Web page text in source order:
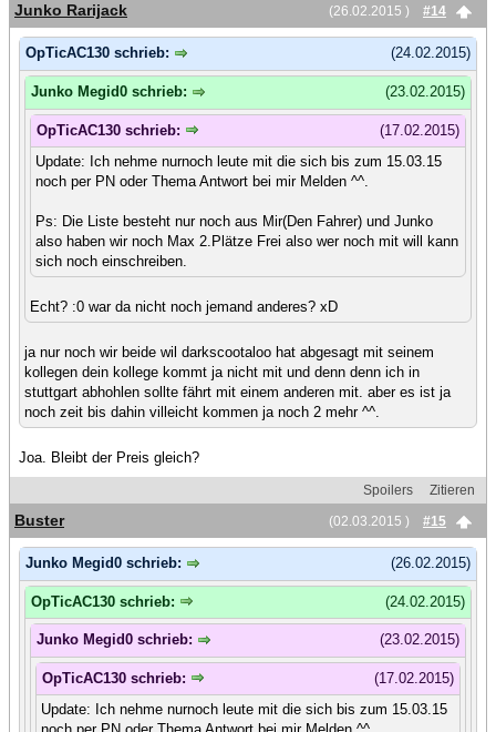
(26.02.2015 )
#14
Junko Rarijack
(24.02.2015)
OpTicAC130 schrieb:
(23.02.2015)
Junko Megid0 schrieb:
(17.02.2015)
OpTicAC130 schrieb:
Update: Ich nehme nurnoch leute mit die sich bis zum 15.03.15
noch per PN oder Thema Antwort bei mir Melden ^^.
Ps: Die Liste besteht nur noch aus Mir(Den Fahrer) und Junko
also haben wir noch Max 2.Plätze Frei also wer noch mit will kann
sich noch einschreiben.
Echt? :0 war da nicht noch jemand anderes? xD
ja nur noch wir beide wil darkscootaloo hat abgesagt mit seinem
kollegen dein kollege kommt ja nicht mit und denn denn ich in
stuttgart abhohlen sollte fährt mit einem anderen mit. aber es ist ja
noch zeit bis dahin villeicht kommen ja noch 2 mehr ^^.
Joa. Bleibt der Preis gleich?
Spoilers
Zitieren
(02.03.2015 )
#15
Buster
(26.02.2015)
Junko Megid0 schrieb:
(24.02.2015)
OpTicAC130 schrieb:
(23.02.2015)
Junko Megid0 schrieb:
(17.02.2015)
OpTicAC130 schrieb:
Update: Ich nehme nurnoch leute mit die sich bis zum 15.03.15